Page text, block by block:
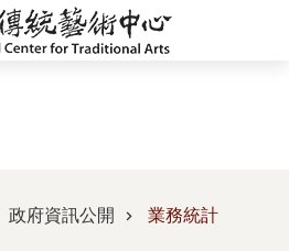
政府資訊公開 業務統計